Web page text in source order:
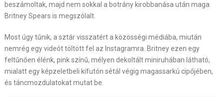
beszámoltak, majd nem sokkal a botrány kirobbanása után maga
Britney Spears is megszólalt.
Most úgy tűnik, a sztár visszatért a közösségi médiába, miután
nemrég egy videót töltött fel az Instagramra. Britney ezen egy
feltűnően élénk, pink színű, mélyen dekoltált miniruhában látható,
mialatt egy képzeletbeli kifutón sétál végig magassarkú cipőjében,
és táncmozdulatokat mutat be.